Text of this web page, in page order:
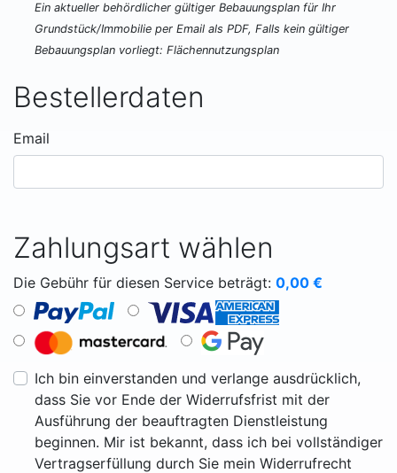
Ein aktueller behördlicher gültiger Bebauungsplan für Ihr
Grundstück/Immobilie per Email als PDF, Falls kein gültiger
Bebauungsplan vorliegt: Flächennutzungsplan
Bestellerdaten
Email
Zahlungsart wählen
Die Gebühr für diesen Service beträgt: 0,00 €
Ich bin einverstanden und verlange ausdrücklich,
dass Sie vor Ende der Widerrufsfrist mit der
Ausführung der beauftragten Dienstleistung
beginnen. Mir ist bekannt, dass ich bei vollständiger
Vertragserfüllung durch Sie mein Widerrufrecht